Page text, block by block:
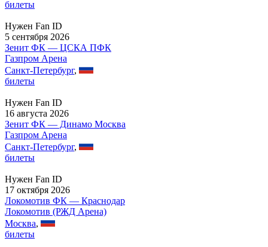
билеты
Нужен Fan ID
5 сентября 2026
Зенит ФК — ЦСКА ПФК
Газпром Арена
Санкт-Петербург,
билеты
Нужен Fan ID
16 августа 2026
Зенит ФК — Динамо Москва
Газпром Арена
Санкт-Петербург,
билеты
Нужен Fan ID
17 октября 2026
Локомотив ФК — Краснодар
Локомотив (РЖД Арена)
Москва,
билеты